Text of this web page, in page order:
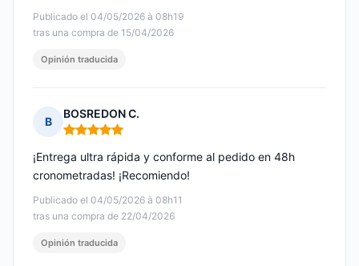
Publicado el 04/05/2026 à 08h19
tras una compra de 15/04/2026
Opinión traducida
B
BOSREDON C.
Nota: 5 de 5
Publicado el 04/05/2026 à 08h11
tras una compra de 22/04/2026
¡Entrega ultra rápida y conforme al pedido en 48h
cronometradas! ¡Recomiendo!
Opinión traducida